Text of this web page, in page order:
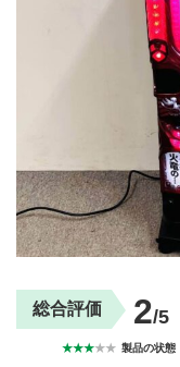
初めての方へ
選べる買取方法
取り組み
総合評価 2/5
★★★★★ 製品の状態